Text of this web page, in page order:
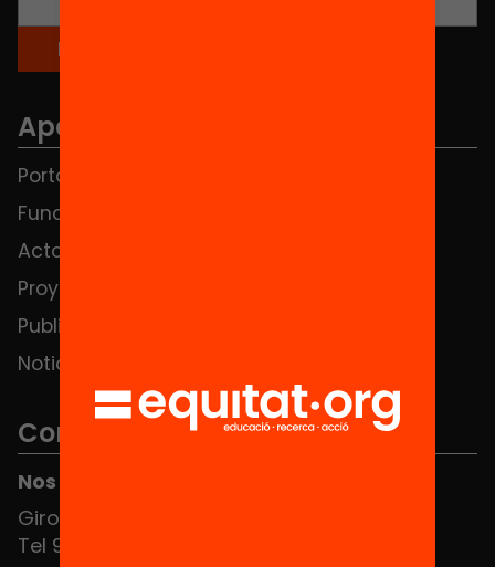
Apartados
Portada
Fundación
Actos
Proyectos
Publicaciones y vídeos
Noticias
Contacto
Nos puedes encontrar en el HUB Social
Girona 34, interior 08010 Barcelona
Tel 934 588 700